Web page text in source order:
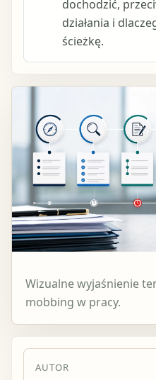
dochodzić,
działania i
ścieżkę.
Wizualne wyjaśnienie
mobbing w pracy.
AUTOR